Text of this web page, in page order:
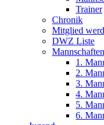
Trainer
Chronik
Mitglied
DWZ Liste
Mannschaften
1.
2.
3.
4.
5.
6.